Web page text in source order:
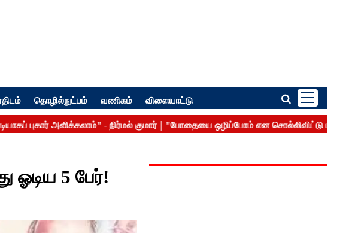
தொழில்நுட்பம் வணிகம் விளையாட்டு
ஓடிய 5 பேர்!